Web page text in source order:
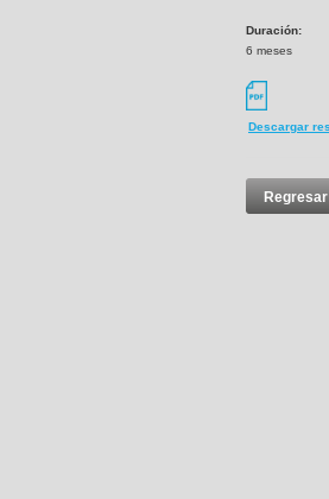
Duración:
6 meses
Descargar
Regresar